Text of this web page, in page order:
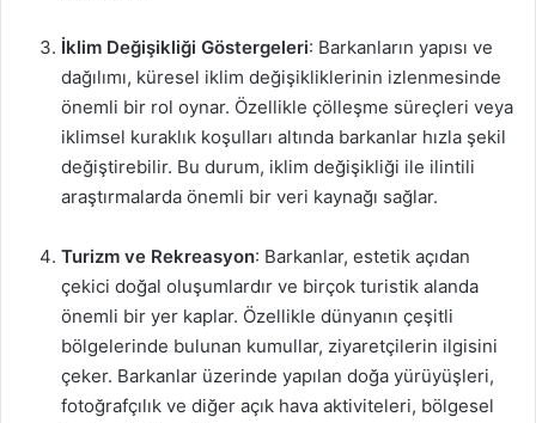
İklim Değişikliği Göstergeleri: Barkanların yapısı ve
dağılımı, küresel iklim değişikliklerinin izlenmesinde
önemli bir rol oynar. Özellikle çölleşme süreçleri veya
iklimsel kuraklık koşulları altında barkanlar hızla şekil
değiştirebilir. Bu durum, iklim değişikliği ile ilintili
araştırmalarda önemli bir veri kaynağı sağlar.
Turizm ve Rekreasyon: Barkanlar, estetik açıdan
çekici doğal oluşumlardır ve birçok turistik alanda
önemli bir yer kaplar. Özellikle dünyanın çeşitli
bölgelerinde bulunan kumullar, ziyaretçilerin ilgisini
çeker. Barkanlar üzerinde yapılan doğa yürüyüşleri,
fotoğrafçılık ve diğer açık hava aktiviteleri, bölgesel